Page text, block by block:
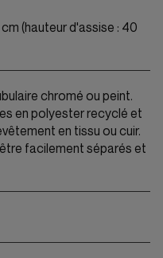
(hauteur d'assise : 40
chromé ou peint.
en polyester recyclé et
en tissu ou cuir.
facilement séparés et